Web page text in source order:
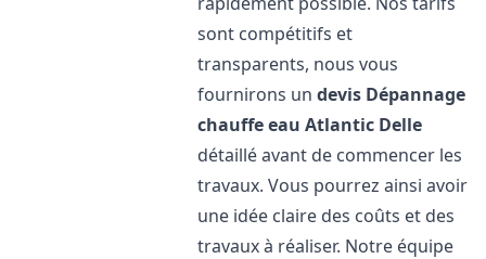
sont compétitifs et
transparents, nous vous
fournirons undevis Dépannage
chauffe eau Atlantic Delle
détaillé avant de commencer les
travaux. Vous pourrez ainsi avoir
une idée claire des coûts et des
travaux à réaliser. Notre équipe